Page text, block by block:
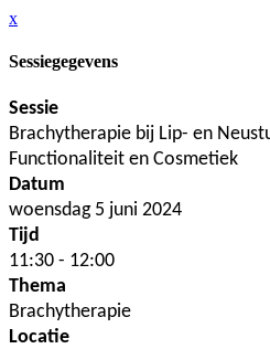
x
Sessiegegevens
Sessie
Brachytherapie bij Lip- en
Functionaliteit en Cosmetiek
Datum
woensdag 5 juni 2024
Tijd
11:30 - 12:00
Thema
Brachytherapie
Locatie